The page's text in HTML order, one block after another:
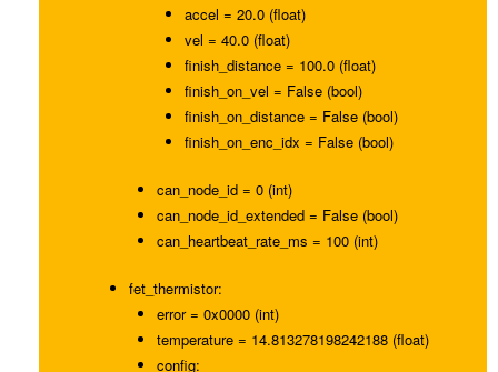
accel = 20.0 (float)
vel = 40.0 (float)
finish_distance = 100.0 (float)
finish_on_vel = False (bool)
finish_on_distance = False (bool)
finish_on_enc_idx = False (bool)
can_node_id = 0 (int)
can_node_id_extended = False (bool)
can_heartbeat_rate_ms = 100 (int)
fet_thermistor:
error = 0x0000 (int)
temperature = 14.813278198242188 (float)
config: